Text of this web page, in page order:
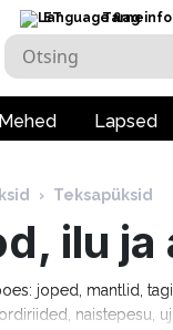
ET Tarneinfo
Mehed Lapsed
› Teksapüksid
ilu
joped, mantlid,
naistepesu,